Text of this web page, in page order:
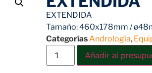
EXTENDIDA
Tamaño: 460x178mm /
CategoríasAndrología,
Añadir al